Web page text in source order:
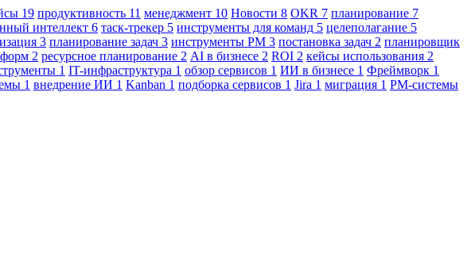
19 продуктивность 11 менеджмент 10 Новости 8 OKR 7 планирование 7
интеллект 6 таск-трекер 5 инструменты для команд 5 целеполагание 5
3 планирование задач 3 инструменты PM 3 постановка задач 2 планировщик
2 ресурсное планирование 2 AI в бизнесе 2 ROI 2 кейсы использования 2
1 IT-инфраструктура 1 обзор сервисов 1 ИИ в бизнесе 1 Фреймворк 1
1 внедрение ИИ 1 Kanban 1 подборка сервисов 1 Jira 1 миграция 1 PM-системы